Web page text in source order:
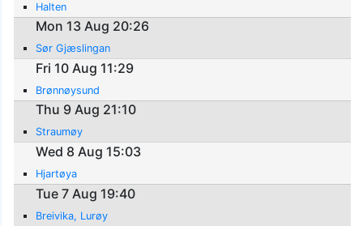
Halten
Mon 13 Aug 20:26
Sør Gjæslingan
Fri 10 Aug 11:29
Brønnøysund
Thu 9 Aug 21:10
Straumøy
Wed 8 Aug 15:03
Hjartøya
Tue 7 Aug 19:40
Breivika, Lurøy